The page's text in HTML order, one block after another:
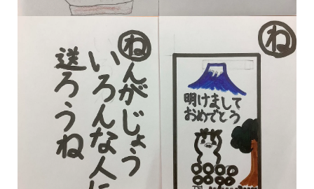
画像をクリックすると拡大します